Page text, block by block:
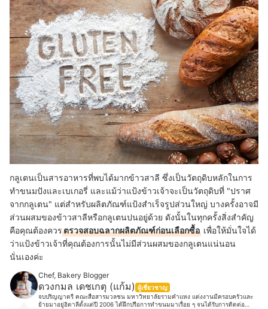
กลูเตนเป็นสารอาหารที่พบได้มากข้าวสาลี ซึ่งเป็นวัตถุดิบหลักในการ
ทำขนมปังและเบเกอรี่ และแม้ว่าแป้งข้าวเจ้าจะเป็นวัตถุดิบที่ "ปราศ
จากกลูเตน" แต่สำหรับผลิตภัณฑ์แป้งสำเร็จรูปส่วนใหญ่ บางครั้งอาจมี
ส่วนผสมของข้าวสาลีหรือกลูเตนปนอยู่ด้วย ดังนั้นในทุกครั้งสิ่งสำคัญ
คือคุณต้องควรตรวจสอบฉลากผลิตภัณฑ์ก่อนเลือกซื้อ เพื่อให้มั่นใจได้
ว่าแป้งข้าวเจ้าที่คุณต้องการนั้นไม่มีส่วนผสมของกลูเตนแน่นอน
นั่นเองค่ะ
Chef, Bakery Blogger
ดวงกมล เดชเกตุ (แก้ม) ผู้เชี่ยวชาญ
จบปริญญาตรี คณะสื่อสารมวลชน มหาวิทยาลัยรามคำแหง แต่งงานมีครอบครัวและ
ย้ายมาอยู่อิตาลีตั้งแต่ปี 2006 ได้ฝึกปรือการทำขนมมาเรื่อย ๆ จนได้รับการติดต่อ